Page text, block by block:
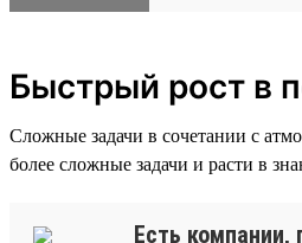
Быстрый рост в
Сложные задачи в сочетании с
более сложные задачи и расти в
Есть компании,